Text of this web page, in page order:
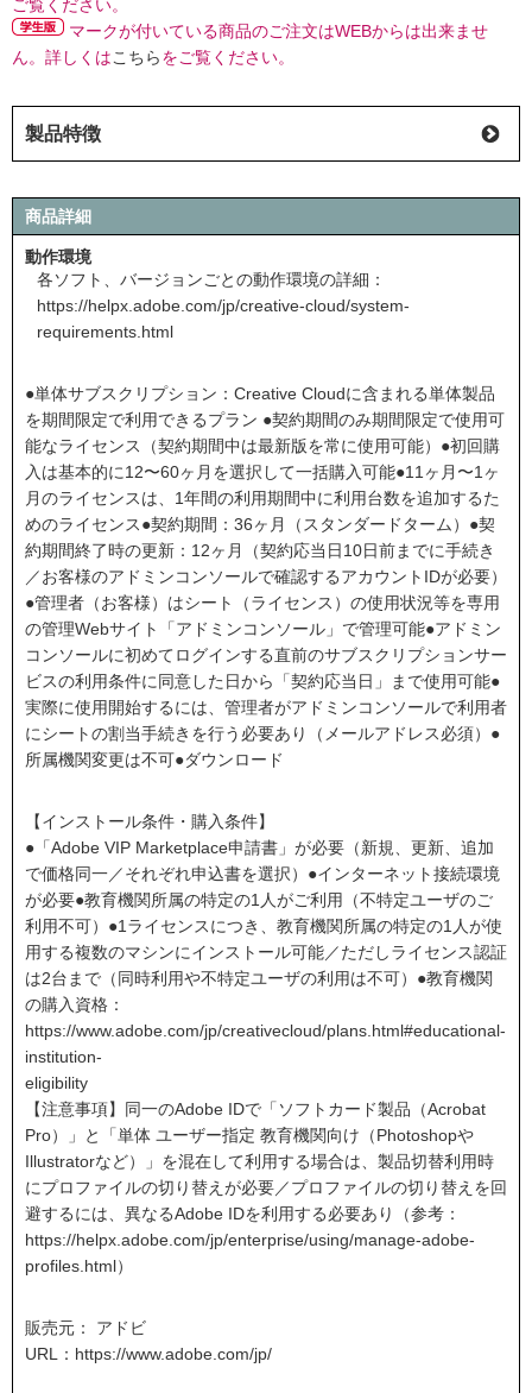
ご覧ください。
マークが付いている商品のご注文はWEBからは出来ませ
ん。詳しくはこちらをご覧ください。
製品特徴
商品詳細
動作環境
各ソフト、バージョンごとの動作環境の詳細：
https://helpx.adobe.com/jp/creative-cloud/system-
requirements.html
●単体サブスクリプション：Creative Cloudに含まれる単体製品
を期間限定で利用できるプラン ●契約期間のみ期間限定で使用可
能なライセンス（契約期間中は最新版を常に使用可能）●初回購
入は基本的に12〜60ヶ月を選択して一括購入可能●11ヶ月〜1ヶ
月のライセンスは、1年間の利用期間中に利用台数を追加するた
めのライセンス●契約期間：36ヶ月（スタンダードターム）●契
約期間終了時の更新：12ヶ月（契約応当日10日前までに手続き
／お客様のアドミンコンソールで確認するアカウントIDが必要）
●管理者（お客様）はシート（ライセンス）の使用状況等を専用
の管理Webサイト「アドミンコンソール」で管理可能●アドミン
コンソールに初めてログインする直前のサブスクリプションサー
ビスの利用条件に同意した日から「契約応当日」まで使用可能●
実際に使用開始するには、管理者がアドミンコンソールで利用者
にシートの割当手続きを行う必要あり（メールアドレス必須）●
所属機関変更は不可●ダウンロード
【インストール条件・購入条件】
●「Adobe VIP Marketplace申請書」が必要（新規、更新、追加
で価格同一／それぞれ申込書を選択）●インターネット接続環境
が必要●教育機関所属の特定の1人がご利用（不特定ユーザのご
利用不可）●1ライセンスにつき、教育機関所属の特定の1人が使
用する複数のマシンにインストール可能／ただしライセンス認証
は2台まで（同時利用や不特定ユーザの利用は不可）●教育機関
の購入資格：
https://www.adobe.com/jp/creativecloud/plans.html#educational-
institution-
eligibility
【注意事項】同一のAdobe IDで「ソフトカード製品（Acrobat
Pro）」と「単体 ユーザー指定 教育機関向け（Photoshopや
Illustratorなど）」を混在して利用する場合は、製品切替利用時
にプロファイルの切り替えが必要／プロファイルの切り替えを回
避するには、異なるAdobe IDを利用する必要あり（参考：
https://helpx.adobe.com/jp/enterprise/using/manage-adobe-
profiles.html）
販売元： アドビ
URL： https://www.adobe.com/jp/